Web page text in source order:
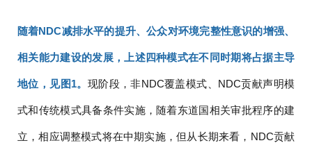
随着NDC减排水平的提升、公众对环境完整性意识的增强、
相关能力建设的发展，上述四种模式在不同时期将占据主导
地位，见图1。 现阶段，非NDC覆盖模式、NDC贡献声明模
式和传统模式具备条件实施，随着东道国相关审批程序的建
立，相应调整模式将在中期实施，但从长期来看，NDC贡献